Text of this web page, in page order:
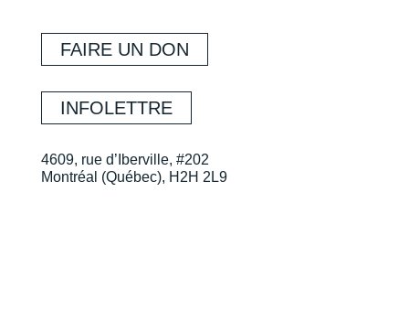
FAIRE UN DON
INFOLETTRE
4609, rue d’Iberville, #202
Montréal (Québec), H2H 2L9